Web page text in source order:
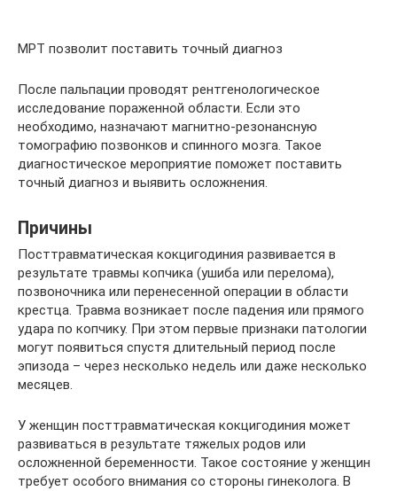
МРТ позволит поставить точный диагноз
После пальпации проводят рентгенологическое
исследование пораженной области. Если это
необходимо, назначают магнитно-резонансную
томографию позвонков и спинного мозга. Такое
диагностическое мероприятие поможет поставить
точный диагноз и выявить осложнения.
Причины
Посттравматическая кокцигодиния развивается в
результате травмы копчика (ушиба или перелома),
позвоночника или перенесенной операции в области
крестца. Травма возникает после падения или прямого
удара по копчику. При этом первые признаки патологии
могут появиться спустя длительный период после
эпизода – через несколько недель или даже несколько
месяцев.
У женщин посттравматическая кокцигодиния может
развиваться в результате тяжелых родов или
осложненной беременности. Такое состояние у женщин
требует особого внимания со стороны гинеколога. В